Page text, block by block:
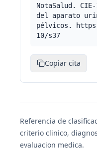
NotaSalud.
del aparato
pélvicos.
10/s37
Copiar cita
Referencia de
criterio clinico,
evaluacion medica.